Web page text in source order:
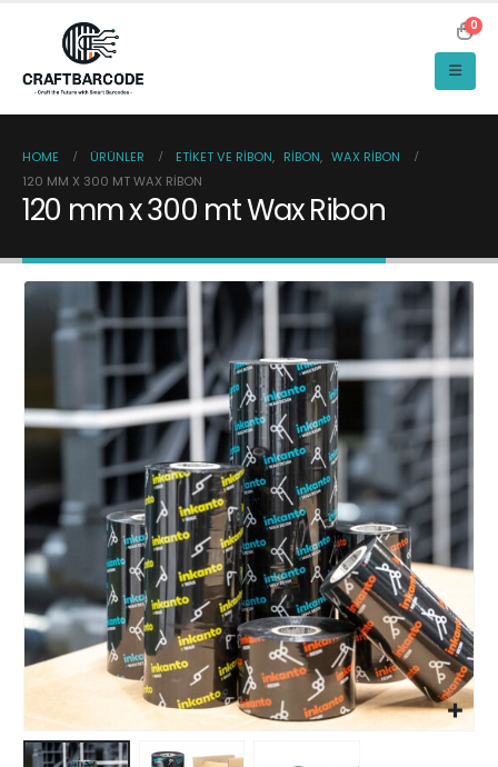
0
HOME ÜRÜNLER ETIKET VE RIBON, RIBON, WAX RIBON
120 MM X 300 MT WAX RIBON
120 mm x 300 mt Wax Ribon